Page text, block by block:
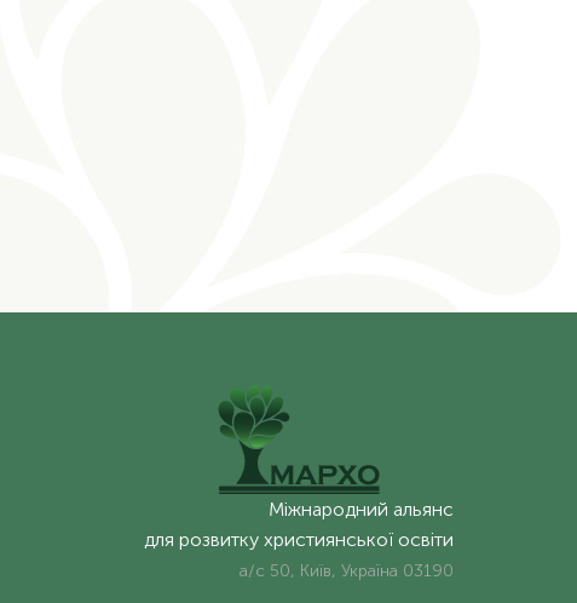
Міжнародний альянс
для розвитку християнської освіти
а/с 50, Київ, Україна 03190